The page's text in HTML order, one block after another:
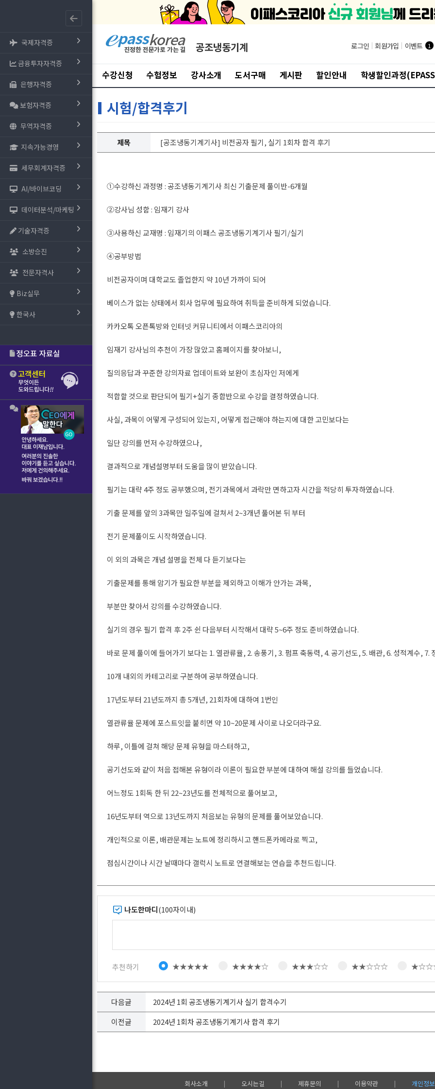
국제자격증
금융투자자격증
은행자격증
보험자격증
무역자격증
지속가능경영
세무회계자격증
AI/바이브코딩
데이터분석/마케팅
기술자격증
소방승진
전문자격사
Biz실무
한국사
공조냉동기계 로그인 | 회원가입 | 이벤트 1
수강신청 수험정보 강사소개 도서구매 게시판 할인안내 학생할인과정
시험/합격후기
제목 [공조냉동기계기사] 비전공자 필기, 실기 1회차 합격 후기
①수강하신 과정명 : 공조냉동기계기사 최신 기출문제 풀이반-6개월
②강사님 성함 : 임재기 강사
③사용하신 교재명 : 임재기의 이패스 공조냉동기계기사 필기/실기
④공부방법
비전공자이며 대학교도 졸업한지 약 10년 가까이 되어
베이스가 없는 상태에서 회사 업무에 필요하여 취득을 준비하게 되었습니다.
카카오톡 오픈톡방와 인터넷 커뮤니티에서 이패스코리아의
임재기 강사님의 추천이 가장 많았고 홈페이지를 찾아보니,
질의응답과 꾸준한 강의자료 업데이트와 보완이 초심자인 저에게
적합할 것으로 판단되어 필기+실기 종합반으로 수강을 결정하였습니다.
사실, 과목이 어떻게 구성되어 있는지, 어떻게 접근해야 하는지에 대한 고민보다는
일단 강의를 먼저 수강하였으나,
결과적으로 개념설명부터 도움을 많이 받았습니다.
필기는 대략 4주 정도 공부했으며, 전기과목에서 과락만 면하고자 시간을 적당히 투자하였습니다.
기출 문제를 앞의 3과목만 일주일에 걸쳐서 2~3개년 풀어본 뒤 부터
전기 문제풀이도 시작하였습니다.
이 외의 과목은 개념 설명을 전체 다 듣기보다는
기출문제를 통해 암기가 필요한 부분을 제외하고 이해가 안가는 과목,
부분만 찾아서 강의를 수강하였습니다.
실기의 경우 필기 합격 후 2주 쉰 다음부터 시작해서 대략 5~6주 정도 준비하였습니다.
바로 문제 풀이에 들어가기 보다는 1. 열관류율, 2. 송풍기, 3. 펌프 축동력, 4. 공기선도, 5. 배관, 6. 성적계수, 7.
10개 내외의 카테고리로 구분하여 공부하였습니다.
17년도부터 21년도까지 총 5개년, 21회차에 대하여 1번인
열관류율 문제에 포스트잇을 붙히면 약 10~20문제 사이로 나오더라구요.
하루, 이틀에 걸쳐 해당 문제 유형을 마스터하고,
공기선도와 같이 처음 접해본 유형이라 이론이 필요한 부분에 대하여 해설 강의를 들었습니다.
어느정도 1회독 한 뒤 22~23년도를 전체적으로 풀어보고,
16년도부터 역으로 13년도까지 처음보는 유형의 문제를 풀어보았습니다.
개인적으로 이론, 배관문제는 노트에 정리하시고 핸드폰카메라로 찍고,
점심시간이나 시간 날때마다 갤럭시 노트로 연결해보는 연습을 추천드립니다.
나도한마디(100자이내)
추천하기 ★★★★★ ★★★★☆ ★★★☆☆ ★★☆☆☆
다음글
2024년 1회 공조냉동기계기사 실기 합격수기
이전글
2024년 1회차 공조냉동기계기사 합격 후기
회사소개 | 오시는길 | 제휴문의 | 이용약관 | 개인정